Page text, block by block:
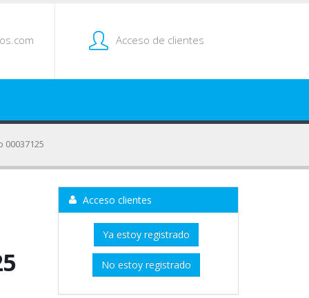
Acceso de clientes
00037125
Acceso clientes
Ya estoy registrado
No estoy registrado